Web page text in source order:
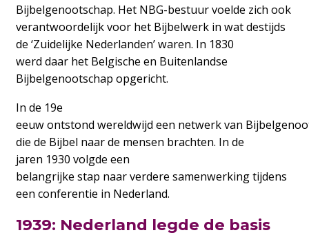
Bijbelgenootschap. Het NBG-bestuur voelde zich ook
verantwoordelijk voor het Bijbelwerk in wat destijds
de ‘Zuidelijke Nederlanden’ waren. In 1830
werd daar het Belgische en Buitenlandse
Bijbelgenootschap opgericht.
In de 19e
eeuw ontstond wereldwijd een netwerk van
die de Bijbel naar de mensen brachten. In de
jaren 1930 volgde een
belangrijke stap naar verdere samenwerking tijdens
een conferentie in Nederland.
1939: Nederland legde de basis